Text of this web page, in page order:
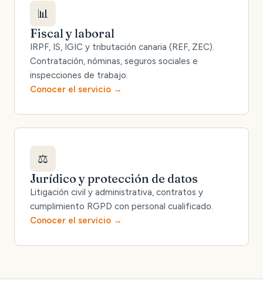
📊
Fiscal y laboral
IRPF, IS, IGIC y tributación canaria (REF, ZEC).
Contratación, nóminas, seguros sociales e
inspecciones de trabajo.
Conocer el servicio
⚖️
Jurídico y protección de datos
Litigación civil y administrativa, contratos y
cumplimiento RGPD con personal cualificado.
Conocer el servicio